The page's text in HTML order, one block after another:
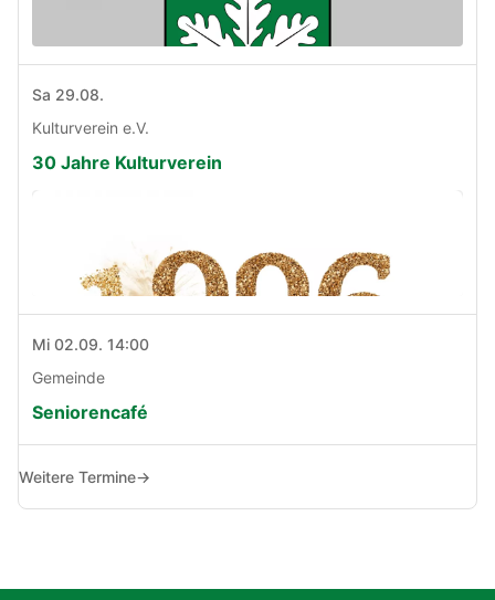
Sa 29.08.
Kulturverein e.V.
30 Jahre Kulturverein
Mi 02.09. 14:00
Gemeinde
Seniorencafé
Weitere Termine→